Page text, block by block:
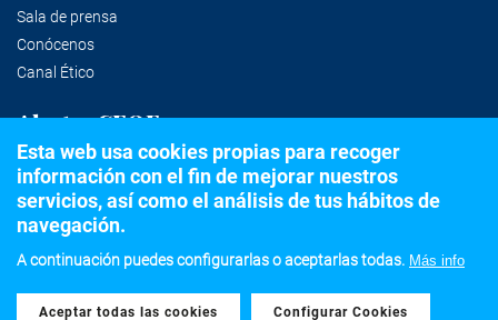
Sala de prensa
Conócenos
Canal Ético
Alertas CEOE
Suscríbete a la newsletter
©2020 Confederación Española de Organizaciones Empresariales
Esta web usa cookies propias para recoger
información con el fin de mejorar nuestros
servicios, así como el análisis de tus hábitos de
navegación.
A continuación puedes configurarlas o aceptarlas todas. Más info
Aceptar todas las cookies
Withdraw consent